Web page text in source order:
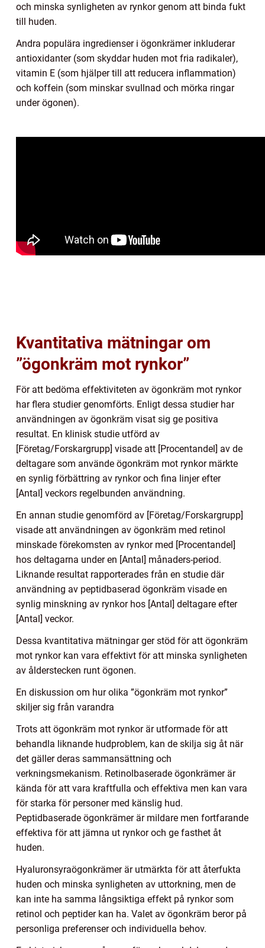
och minska synligheten av rynkor genom att binda fukt
till huden.
Andra populära ingredienser i ögonkrämer inkluderar
antioxidanter (som skyddar huden mot fria radikaler),
vitamin E (som hjälper till att reducera inflammation)
och koffein (som minskar svullnad och mörka ringar
under ögonen).
Kvantitativa mätningar om
”ögonkräm mot rynkor”
För att bedöma effektiviteten av ögonkräm mot rynkor
har flera studier genomförts. Enligt dessa studier har
användningen av ögonkräm visat sig ge positiva
resultat. En klinisk studie utförd av
[Företag/Forskargrupp] visade att [Procentandel] av de
deltagare som använde ögonkräm mot rynkor märkte
en synlig förbättring av rynkor och fina linjer efter
[Antal] veckors regelbunden användning.
En annan studie genomförd av [Företag/Forskargrupp]
visade att användningen av ögonkräm med retinol
minskade förekomsten av rynkor med [Procentandel]
hos deltagarna under en [Antal] månaders-period.
Liknande resultat rapporterades från en studie där
användning av peptidbaserad ögonkräm visade en
synlig minskning av rynkor hos [Antal] deltagare efter
[Antal] veckor.
Dessa kvantitativa mätningar ger stöd för att ögonkräm
mot rynkor kan vara effektivt för att minska synligheten
av ålderstecken runt ögonen.
En diskussion om hur olika ”ögonkräm mot rynkor”
skiljer sig från varandra
Trots att ögonkräm mot rynkor är utformade för att
behandla liknande hudproblem, kan de skilja sig åt när
det gäller deras sammansättning och
verkningsmekanism. Retinolbaserade ögonkrämer är
kända för att vara kraftfulla och effektiva men kan vara
för starka för personer med känslig hud.
Peptidbaserade ögonkrämer är mildare men fortfarande
effektiva för att jämna ut rynkor och ge fasthet åt
huden.
Hyaluronsyraögonkrämer är utmärkta för att återfukta
huden och minska synligheten av uttorkning, men de
kan inte ha samma långsiktiga effekt på rynkor som
retinol och peptider kan ha. Valet av ögonkräm beror på
personliga preferenser och individuella behov.